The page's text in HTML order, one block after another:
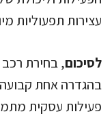
עצירות תפעוליות
לסיכום, בחירת
בהגדרה אחת
פעילות עסקית